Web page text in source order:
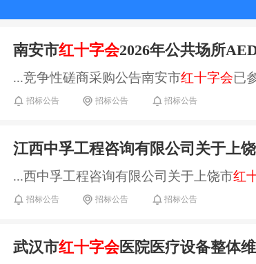
南安市红十字会2026年公共场所
...竞争性磋商采购公告南安市红十字会已
招标公告 招标公告 招标公告
江西中孚工程咨询有限公司关于上
...西中孚工程咨询有限公司关于上饶市红
招标公告 招标公告 招标公告
武汉市红十字会医院医疗设备整体